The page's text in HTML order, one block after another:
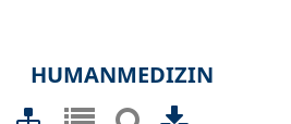
HUMANMEDIZIN